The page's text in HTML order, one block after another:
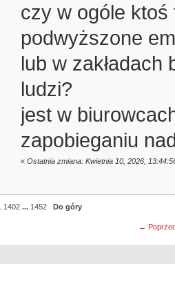
czy w ogóle
podwyższone
lub w zakładach
ludzi?
jest w
zapobieganiu
« Ostatnia zmiana: Kwietnia 10, 2026,
1402 ... 1452 Do góry
←